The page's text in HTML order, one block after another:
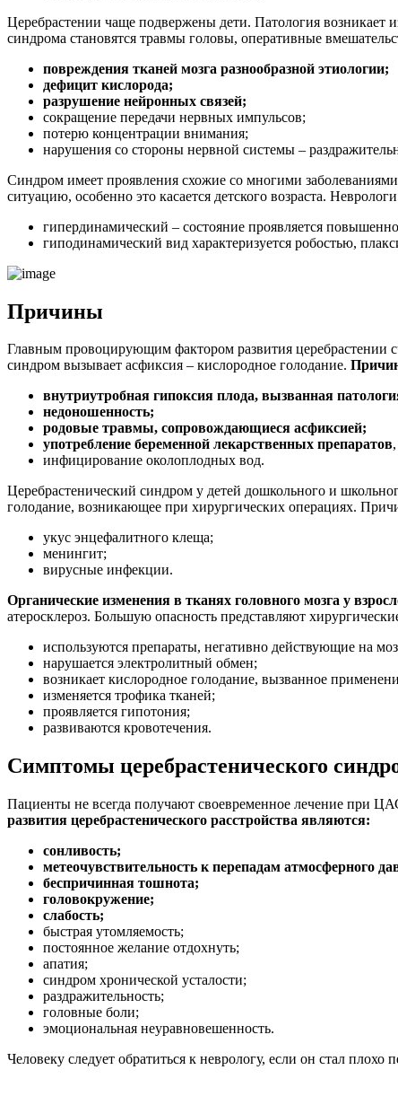
Церебрастении чаще подвержены дети. Патология возникает
синдрома становятся травмы головы, оперативные
повреждения тканей мозга разнообразной этиологии;
дефицит кислорода;
разрушение нейронных связей;
сокращение передачи нервных импульсов;
потерю концентрации внимания;
нарушения со стороны нервной системы –
Синдром имеет проявления схожие со многими
ситуацию, особенно это касается детского возраста.
гипердинамический – состояние проявляется
гиподинамический вид характеризуется робостью,
Причины­
Главным провоцирующим фактором развития церебрастении
синдром вызывает асфиксия – кислородное голодание.
внутриутробная гипоксия плода, вызванная
недоношенность;
родовые травмы, сопровождающиеся асфиксией;
употребление беременной лекарственных препаратов
инфицирование околоплодных вод.
Церебрастенический синдром у детей дошкольного и
голодание, возникающее при хирургических операциях.
укус энцефалитного клеща;
менингит;
вирусные инфекции.
Органические изменения в тканях головного мозга у
атеросклероз. Большую опасность представляют
используются препараты, негативно действующие на
нарушается электролитный обмен;
возникает кислородное голодание, вызванное
изменяется трофика тканей;
проявляется гипотония;
развиваются кровотечения.
Симптомы церебрастенического
Пациенты не всегда получают своевременное лечение при
развития церебрастенического расстройства являются:
сонливость;
метеочувствительность к перепадам атмосферного
беспричинная тошнота;
головокружение;
слабость;
быстрая утомляемость;
постоянное желание отдохнуть;
апатия;
синдром хронической усталости;
раздражительность;
головные боли;
эмоциональная неуравновешенность.
Человеку следует обратиться к неврологу, если он стал